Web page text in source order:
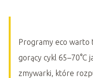
Programy eco warto
gorący cykl 65–70°C
zmywarki, które